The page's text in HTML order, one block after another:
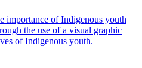
importance of Indigenous youth
the use of a visual graphic
of Indigenous youth.